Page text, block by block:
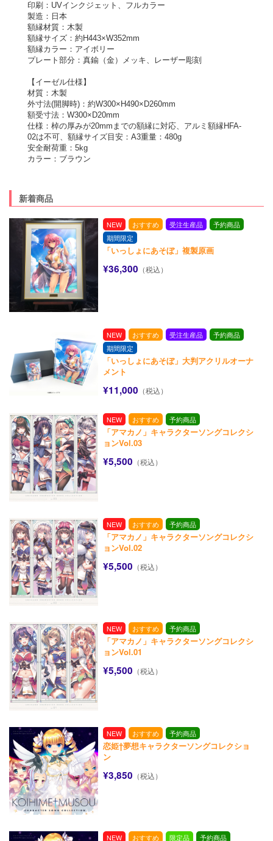
印刷：UVインクジェット、フルカラー
製造：日本
額縁材質：木製
額縁サイズ：約H443×W352mm
額縁カラー：アイボリー
プレート部分：真鍮（金）メッキ、レーザー彫刻
【イーゼル仕様】
材質：木製
外寸法(開脚時)：約W300×H490×D260mm
額受寸法：W300×D20mm
仕様：棹の厚みが20mmまでの額縁に対応、アルミ額縁HFA-
02は不可、額縁サイズ目安：A3重量：480g
安全耐荷重：5kg
カラー：ブラウン
新着商品
NEW おすすめ 受注生産品
予約商品
期間限定
「いっしょにあそぼ」複製原画
¥36,300 （税込）
NEW おすすめ 受注生産品
予約商品
期間限定
「いっしょにあそぼ」大判アクリルオーナ
メント
¥11,000 （税込）
NEW おすすめ 予約商品
「アマカノ」キャラクターソングコレクシ
ョンVol.03
¥5,500 （税込）
NEW おすすめ 予約商品
「アマカノ」キャラクターソングコレクシ
ョンVol.02
¥5,500 （税込）
NEW おすすめ 予約商品
「アマカノ」キャラクターソングコレクシ
ョンVol.01
¥5,500 （税込）
NEW おすすめ 予約商品
恋姫†夢想キャラクターソングコレクショ
ン
¥3,850 （税込）
NEW おすすめ 限定品 予約商品